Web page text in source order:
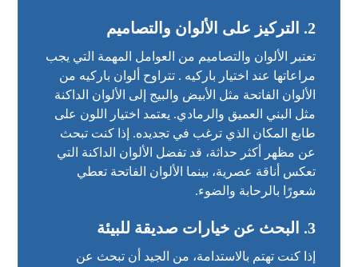
2. التركيز على الألوان والتصاميم
تعتبر الألوان والتصاميم من العوامل المهمة التي يجب
مراعاتها عند اختيار باركيه . تتراوح ألوان باركيه من
الألوان الفاتحة مثل الأبيض والبيج إلى الألوان الداكنة
مثل البني العميق والرمادي. يعتمد اختيار اللون على
طابع المكان الذي ترغب في تجديده. إذا كنت تبحث
عن مظهر أكثر حداثة، قد تفضل الألوان الداكنة التي
تعكس أناقة عصرية، بينما الألوان الفاتحة تعطي
شعورًا بالرحابة والضوء.
3. البحث عن خيارات صديقة للبيئة
إذا كنت تهتم بالاستدامة، من الجيد أن تبحث عن